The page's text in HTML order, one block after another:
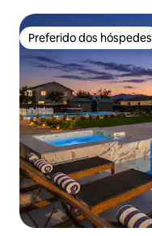
Preferido dos hóspedes
Preferido dos hóspedes